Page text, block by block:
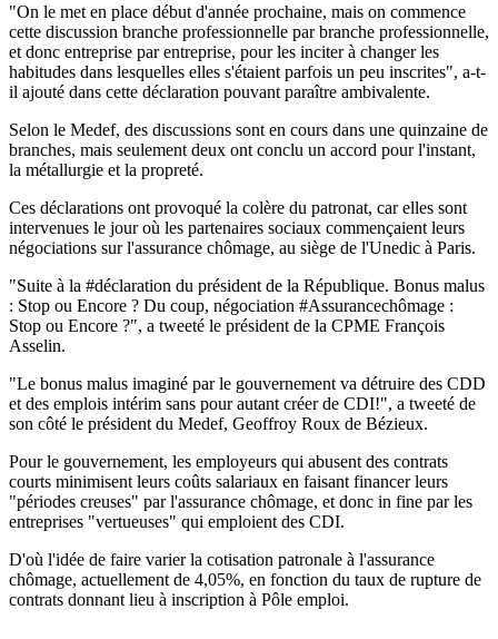
"On le met en place début d'année prochaine, mais on commence
cette discussion branche professionnelle par branche professionnelle,
et donc entreprise par entreprise, pour les inciter à changer les
habitudes dans lesquelles elles s'étaient parfois un peu inscrites", a-t-
il ajouté dans cette déclaration pouvant paraître ambivalente.
Selon le Medef, des discussions sont en cours dans une quinzaine de
branches, mais seulement deux ont conclu un accord pour l'instant,
la métallurgie et la propreté.
Ces déclarations ont provoqué la colère du patronat, car elles sont
intervenues le jour où les partenaires sociaux commençaient leurs
négociations sur l'assurance chômage, au siège de l'Unedic à Paris.
"Suite à la #déclaration du président de la République. Bonus malus
: Stop ou Encore ? Du coup, négociation #Assurancechômage :
Stop ou Encore ?", a tweeté le président de la CPME François
Asselin.
"Le bonus malus imaginé par le gouvernement va détruire des CDD
et des emplois intérim sans pour autant créer de CDI!", a tweeté de
son côté le président du Medef, Geoffroy Roux de Bézieux.
Pour le gouvernement, les employeurs qui abusent des contrats
courts minimisent leurs coûts salariaux en faisant financer leurs
"périodes creuses" par l'assurance chômage, et donc in fine par les
entreprises "vertueuses" qui emploient des CDI.
D'où l'idée de faire varier la cotisation patronale à l'assurance
chômage, actuellement de 4,05%, en fonction du taux de rupture de
contrats donnant lieu à inscription à Pôle emploi.